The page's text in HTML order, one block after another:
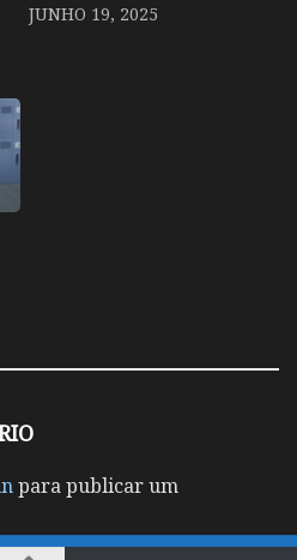
JUNHO 19, 2025
para publicar um